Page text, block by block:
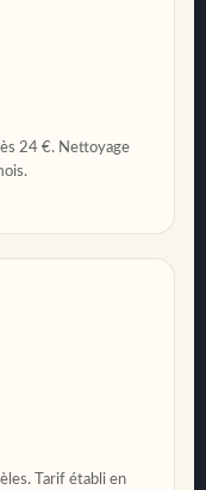
24 €. Nettoyage
Tarif établi en